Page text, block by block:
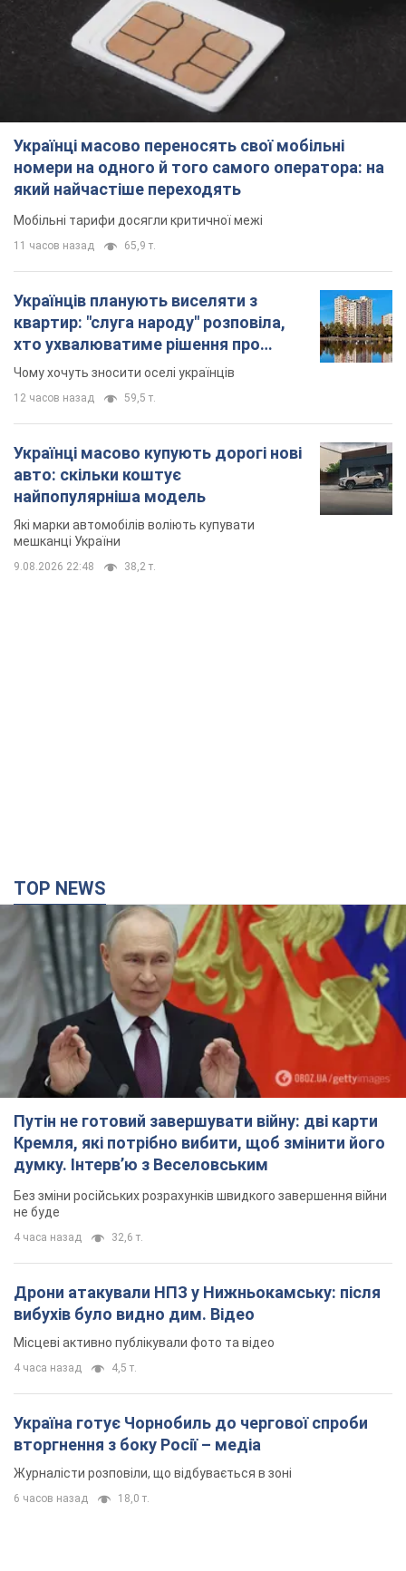
Українці масово переносять свої мобільні
номери на одного й того самого оператора: на
який найчастіше переходять
Мобільні тарифи досягли критичної межі
11 часов назад 65,9 т.
Українців планують виселяти з
квартир: "слуга народу" розповіла,
хто ухвалюватиме рішення про
знесення будинків
Чому хочуть зносити оселі українців
12 часов назад 59,5 т.
Українці масово купують дорогі нові
авто: скільки коштує
найпопулярніша модель
Які марки автомобілів воліють купувати
мешканці України
9.08.2026 22:48 38,2 т.
TOP NEWS
Путін не готовий завершувати війну: дві карти
Кремля, які потрібно вибити, щоб змінити його
думку. Інтерв’ю з Веселовським
Без зміни російських розрахунків швидкого завершення війни
не буде
4 часа назад 32,6 т.
Дрони атакували НПЗ у Нижньокамську: після
вибухів було видно дим. Відео
Місцеві активно публікували фото та відео
4 часа назад 4,5 т.
Україна готує Чорнобиль до чергової спроби
вторгнення з боку Росії – медіа
Журналісти розповіли, що відбувається в зоні
6 часов назад 18,0 т.